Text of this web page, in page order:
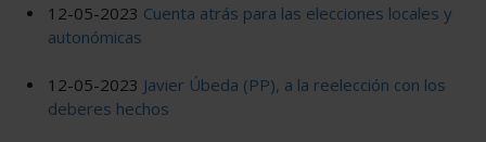
12-05-2023 Cuenta atrás para las elecciones locales y
autonómicas
12-05-2023 Javier Úbeda (PP), a la reelección con los
deberes hechos